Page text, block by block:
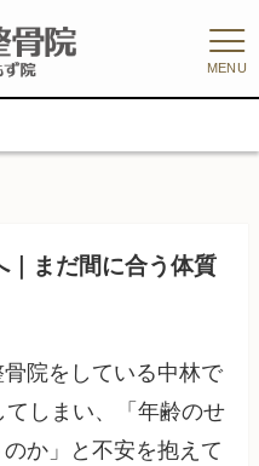
MENU
まだ間に合う体質
院をしている中林で
てしまい、「年齢のせ
か」と不安を抱えて